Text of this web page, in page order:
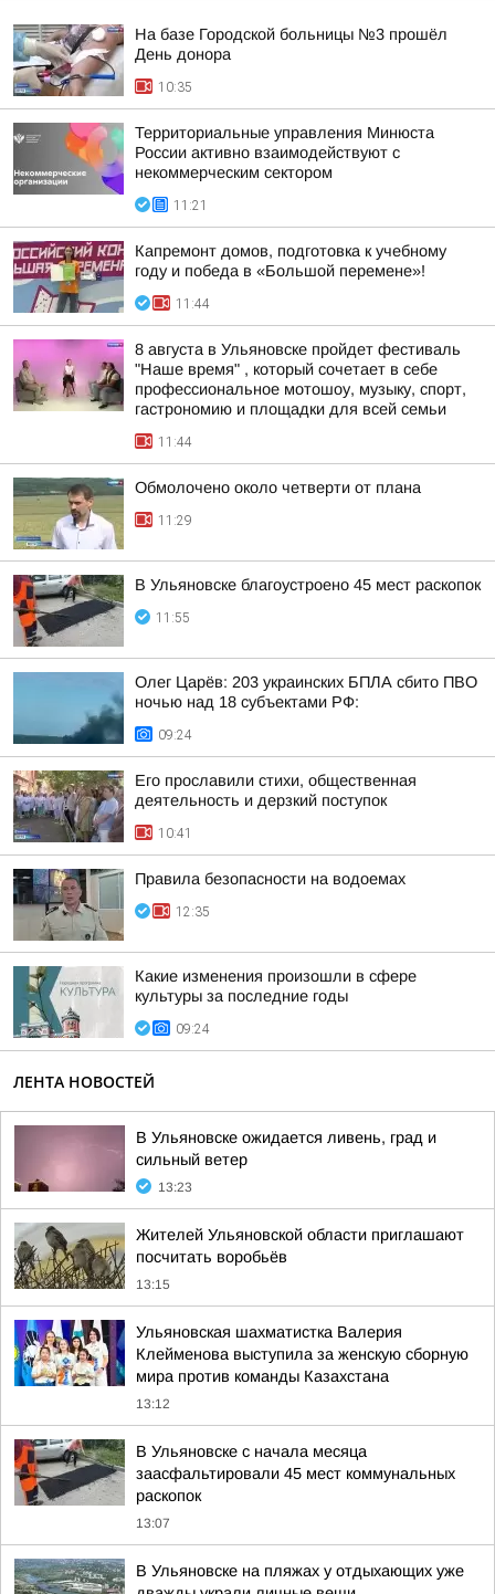
На базе Городской больницы №3 прошёл
День донора
10:35
Территориальные управления Минюста
России активно взаимодействуют с
некоммерческим сектором
11:21
Капремонт домов, подготовка к учебному
году и победа в «Большой перемене»!
11:44
8 августа в Ульяновске пройдет фестиваль
"Наше время" , который сочетает в себе
профессиональное мотошоу, музыку, спорт,
гастрономию и площадки для всей семьи
11:44
Обмолочено около четверти от плана
11:29
В Ульяновске благоустроено 45 мест раскопок
11:55
Олег Царёв: 203 украинских БПЛА сбито ПВО
ночью над 18 субъектами РФ:
09:24
Его прославили стихи, общественная
деятельность и дерзкий поступок
10:41
Правила безопасности на водоемах
12:35
Какие изменения произошли в сфере
культуры за последние годы
09:24
ЛЕНТА НОВОСТЕЙ
В Ульяновске ожидается ливень, град и
сильный ветер
13:23
Жителей Ульяновской области приглашают
посчитать воробьёв
13:15
Ульяновская шахматистка Валерия
Клейменова выступила за женскую сборную
мира против команды Казахстана
13:12
В Ульяновске с начала месяца
заасфальтировали 45 мест коммунальных
раскопок
13:07
В Ульяновске на пляжах у отдыхающих уже